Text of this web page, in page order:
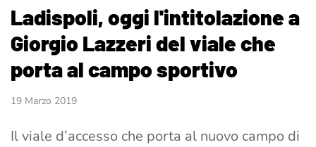
Ladispoli, oggi l'intitolazione a
Giorgio Lazzeri del viale che
porta al campo sportivo
19 Marzo 2019
Il viale d’accesso che porta al nuovo campo di